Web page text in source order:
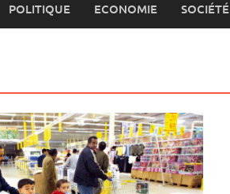
POLITIQUE ECONOMIE SOCIÉTÉ